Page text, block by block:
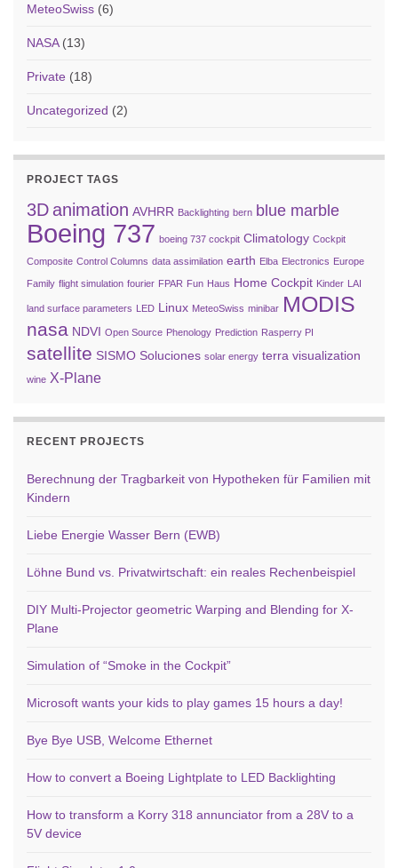
MeteoSwiss (6)
NASA(13)
Private (18)
Uncategorized (2)
PROJECT TAGS
3Danimation AVHRR Backlighting bern blue marble
Boeing 737 boeing 737 cockpit Climatology Cockpit
Composite Control Columns data assimilation earth Elba Electronics Europe
Family flight simulation fourier FPAR Fun Haus Home Cockpit Kinder LAI
land surface parameters LED Linux MeteoSwiss minibar MODIS
nasa NDVI Open Source Phenology Prediction Rasperry PI
satellite SISMO Soluciones solar energy terra visualization
wine X-Plane
RECENT PROJECTS
Berechnung der Tragbarkeit von Hypotheken für Familien mit
Kindern
Liebe Energie Wasser Bern (EWB)
Löhne Bund vs. Privatwirtschaft: ein reales Rechenbeispiel
DIY Multi-Projector geometric Warping and Blending for X-
Plane
Simulation of “Smoke in the Cockpit”
Microsoft wants your kids to play games 15 hours a day!
Bye Bye USB, Welcome Ethernet
How to convert a Boeing Lightplate to LED Backlighting
How to transform a Korry 318 annunciator from a 28V to a
5V device